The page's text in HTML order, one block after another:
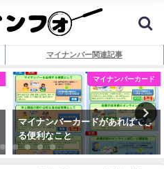
マイナンバー関連記事
マイナンバーカード
マイナンバーカードがあればでき
る便利なこと